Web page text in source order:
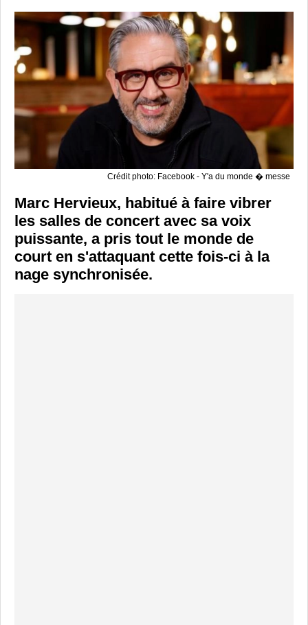
Crédit photo: Facebook - Y'a du monde � messe
Marc Hervieux, habitué à faire vibrer
les salles de concert avec sa voix
puissante, a pris tout le monde de
court en s'attaquant cette fois-ci à la
nage synchronisée.